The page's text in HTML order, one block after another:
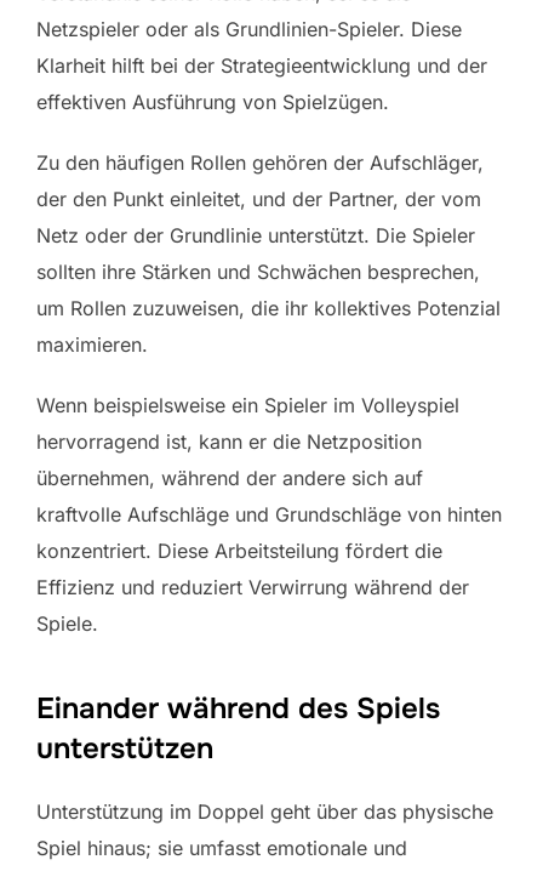
Netzspieler oder als Grundlinien-Spieler. Diese
Klarheit hilft bei der Strategieentwicklung und der
effektiven Ausführung von Spielzügen.
Zu den häufigen Rollen gehören der Aufschläger,
der den Punkt einleitet, und der Partner, der vom
Netz oder der Grundlinie unterstützt. Die Spieler
sollten ihre Stärken und Schwächen besprechen,
um Rollen zuzuweisen, die ihr kollektives Potenzial
maximieren.
Wenn beispielsweise ein Spieler im Volleyspiel
hervorragend ist, kann er die Netzposition
übernehmen, während der andere sich auf
kraftvolle Aufschläge und Grundschläge von hinten
konzentriert. Diese Arbeitsteilung fördert die
Effizienz und reduziert Verwirrung während der
Spiele.
Einander während des Spiels
unterstützen
Unterstützung im Doppel geht über das physische
Spiel hinaus; sie umfasst emotionale und